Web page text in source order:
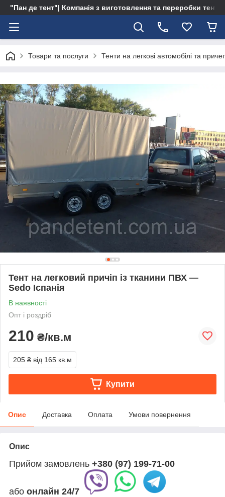
"Пан де тент"| Компанія з виготовлення та переробки тентів
Товари та послуги Тенти на легкові автомобілі та
Тент на легковий причіп із тканини ПВХ —
Sedo Іспанія
В наявності
Опт і роздріб
210 ₴/кв.м
205 ₴ від 165 кв.м
Купити
Опис Доставка Оплата Умови повернення
Опис
Прийом замовлень +380 (97) 199-71-00
або онлайн 24/7